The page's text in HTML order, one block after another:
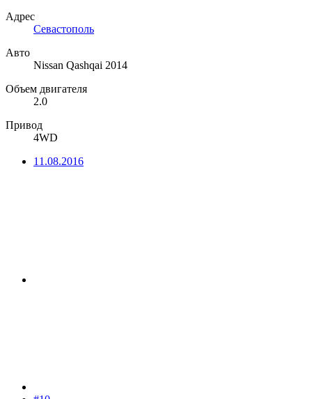
Адрес
Севастополь
Авто
Nissan Qashqai 2014
Объем двигателя
2.0
Привод
4WD
11.08.2016